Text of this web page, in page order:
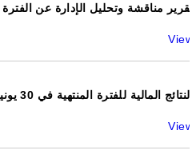
تقرير مناقشة وتحليل الإدارة عن الفترة
View
النتائج المالية للفترة المنتهية في 30 يونيو
View